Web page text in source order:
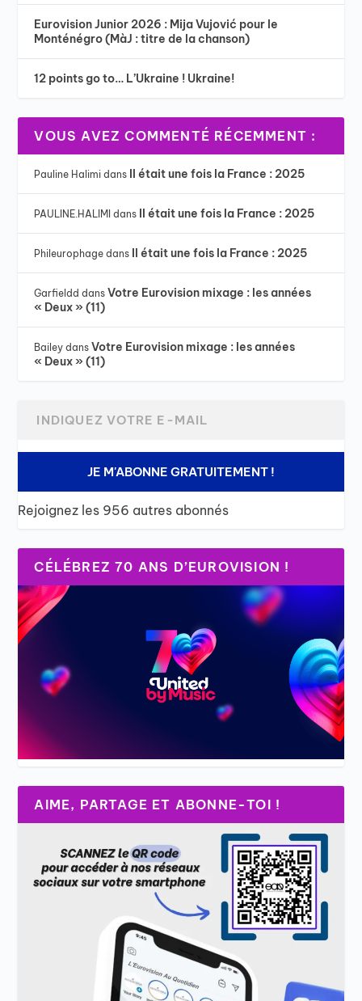
Eurovision Junior 2026 : Mija Vujović pour le
Monténégro (MàJ : titre de la chanson)
12 points go to… L’Ukraine ! Ukraine!
VOUS AVEZ COMMENTÉ RÉCEMMENT :
Pauline Halimi dans Il était une fois la France : 2025
PAULINE.HALIMI dans Il était une fois la France : 2025
Phileurophage dans Il était une fois la France : 2025
Garfieldd dansVotre Eurovision mixage : les années
« Deux » (11)
Bailey dansVotre Eurovision mixage : les années
« Deux » (11)
JE M'ABONNE GRATUITEMENT !
Rejoignez les 956 autres abonnés
CÉLÉBREZ 70 ANS D’EUROVISION !
AIME, PARTAGE ET ABONNE-TOI !